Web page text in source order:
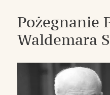
Pożegnanie
Waldemara